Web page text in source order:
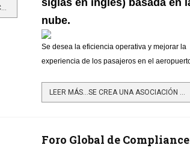
LEER MÁS…EMPRESA GRIEGA SE BUSCA POSICIONAR COMO TOP EMPLOYER EN COLOMBIA
siglas en inglés) basada en
nube.
Se desea la eficiencia operativa y mejorar la
experiencia de los pasajeros en el
LEER MÁS…SE CREA UNA ASOCIACIÓN QUE PROMETE INNOVACIÓN EN LAS AEROLÍNEAS Y MEJORAR LA EXPERIENCIA DEL VIAJERO
Foro Global de